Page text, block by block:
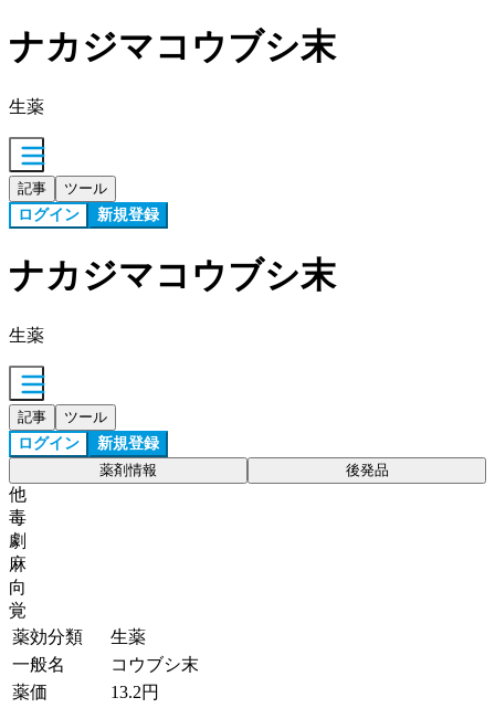
ナカジマコウブシ末
生薬
記事 ツール
ログイン 新規登録
ナカジマコウブシ末
生薬
記事 ツール
ログイン 新規登録
薬剤情報 後発品
他
毒
劇
麻
向
覚
薬効分類
生薬
一般名
コウブシ末
薬価
13.2円